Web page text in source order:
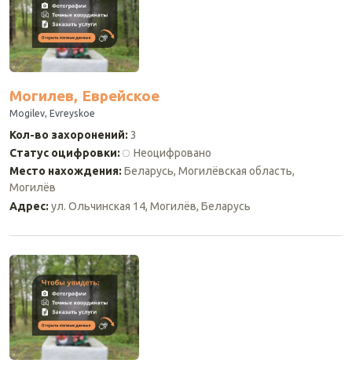
Могилев, Еврейское
Mogilev, Evreyskoe
Кол-во захоронений: 3
Статус оцифровки:
Неоцифровано
Место нахождения: Беларусь, Могилёвская область,
Могилёв
Адрес: ул. Ольчинская 14, Могилёв, Беларусь